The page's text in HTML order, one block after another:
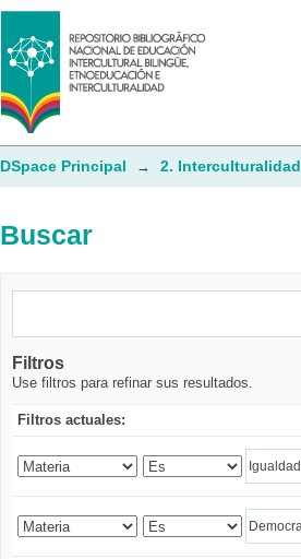
Buscar
DSpace Principal → 2. Interculturalidad
Buscar
Filtros
Use filtros para refinar sus resultados.
Filtros actuales: